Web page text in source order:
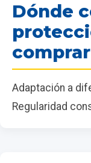
Dónde
Adaptación a
Regularidad